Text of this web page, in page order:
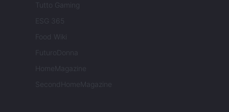
Tutto Gaming
ESG 365
Food Wiki
FuturoDonna
HomeMagazine
SecondHomeMagazine